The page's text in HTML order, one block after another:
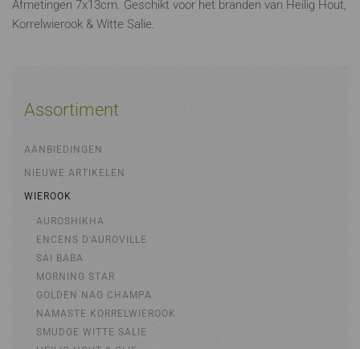
Afmetingen 7x13cm. Geschikt voor het branden van Heilig Hout,
Korrelwierook & Witte Salie.
Assortiment
AANBIEDINGEN
NIEUWE ARTIKELEN
WIEROOK
AUROSHIKHA
ENCENS D'AUROVILLE
SAI BABA
MORNING STAR
GOLDEN NAG CHAMPA
NAMASTE KORRELWIEROOK
SMUDGE WITTE SALIE